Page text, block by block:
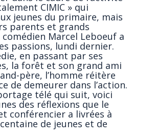
CIMIC » qui
jeunes du primaire, mais
parents et grands
Marcel Leboeuf a
passions, lundi dernier.
en passant par ses
la forêt et son grand ami
père, l’homme réitère
de demeurer dans l’action.
télé qui suit, voici
des réflexions que le
conférencier a livrées à
de jeunes et de